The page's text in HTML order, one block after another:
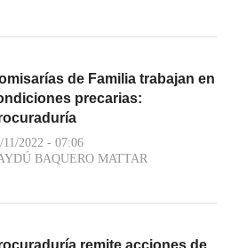
de Familia trabajan en
precarias:
11/2022 - 07:06
BAQUERO MATTAR
remite acciones de